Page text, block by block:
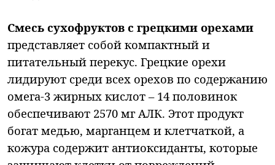
Смесь сухофруктов с грецкими орехами
представляет собой компактный и
питательный перекус. Грецкие орехи
лидируют среди всех орехов по содержанию
омега-3 жирных кислот – 14 половинок
обеспечивают 2570 мг АЛК. Этот продукт
богат медью, марганцем и клетчаткой, а
кожура содержит антиоксиданты, которые